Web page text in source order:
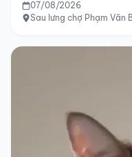
07/08/2026
Sau lưng chợ Phạm Văn